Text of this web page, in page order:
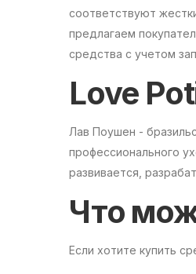
соответствуют
предлагаем
средства с учетом
Love
Лав Поушен -
профессионального
развивается,
Что
Если хотите купить